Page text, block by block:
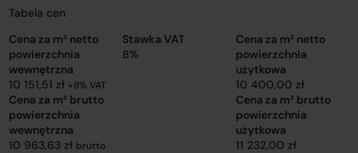
Tabela cen
Cena za m² netto
powierzchnia
wewnętrzna
10 151,51 zł+8% VAT
Stawka VAT
8%
Cena za m² netto
powierzchnia
użytkowa
10 400,00 zł
Cena za m² brutto
powierzchnia
wewnętrzna
10 963,63 zł brutto
Cena za m² brutto
powierzchnia
użytkowa
11 232,00 zł